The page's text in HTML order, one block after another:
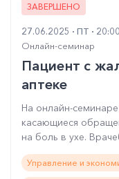
ЗАВЕРШЕНО
27.06.2025 ПТ
Онлайн-семинар
Пациент с
аптеке
На онлайн-
касающиеся
на боль в ухе.
Управление и